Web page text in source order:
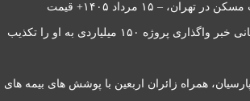
در تهران، – ۱۵ مرداد ۱۴۰۵+ قیمت
واشقانی خبر واگذاری پروژه ۱۵۰ میلیاردی به او را تکذیب
همراه زائران اربعین با پوشش های بیمه های